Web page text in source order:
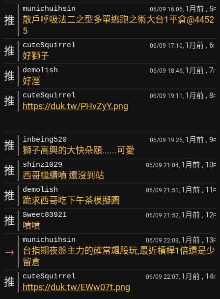
推
munichuihsin 06/09 16:05, 1月前 , 5F
散戶呼吸法二之型多單逃跑之術大台1平倉@4452
5
推 cuteSquirrel 06/09 17:10, 1月前 , 6F
好獅子
推 demolish 06/09 18:46, 1月前 , 7F
好溼
推 cuteSquirrel 06/09 19:11, 1月前 , 8F
https://duk.tw/PHvZyY.png
推 inbeing520 06/09 19:25, 1月前 , 9F
獅子高興的大快朵頤......可愛
推 shinz1029 06/09 21:04, 1月前 , 10F
西哥繼續噴 還沒到站
推 demolish 06/09 21:51, 1月前 , 11 F
跪求西哥吃下午茶模擬圖
推 Sweet83921 06/09 21:52, 1月前 , 12F
噴噴
→
munichuihsin 06/09 22:03, 1月前 , 13F
台指期夜盤主力的確當飆股玩,最近槓桿1倍還是少
留倉
推 cuteSquirrel 06/09 22:07, 1月前 , 14F
https://duk.tw/EWw07t.png